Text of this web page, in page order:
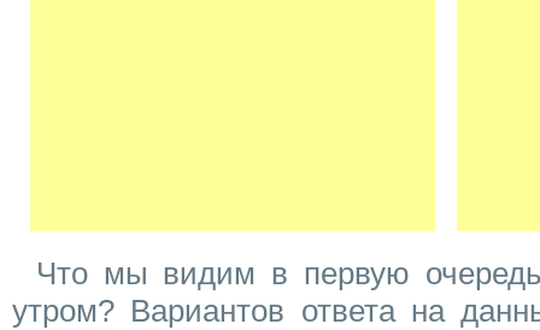
Что мы видим в первую
утром? Вариантов ответа на